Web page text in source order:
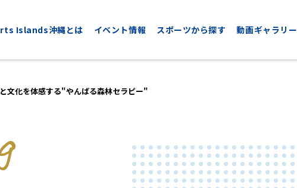
Islands沖縄とは イベント情報 スポーツから探す
ソン
CYCLING
サイクリング
GOLF
ゴルフ
動画ギャラリー
文化を体感する"やんばる森林セラピー"